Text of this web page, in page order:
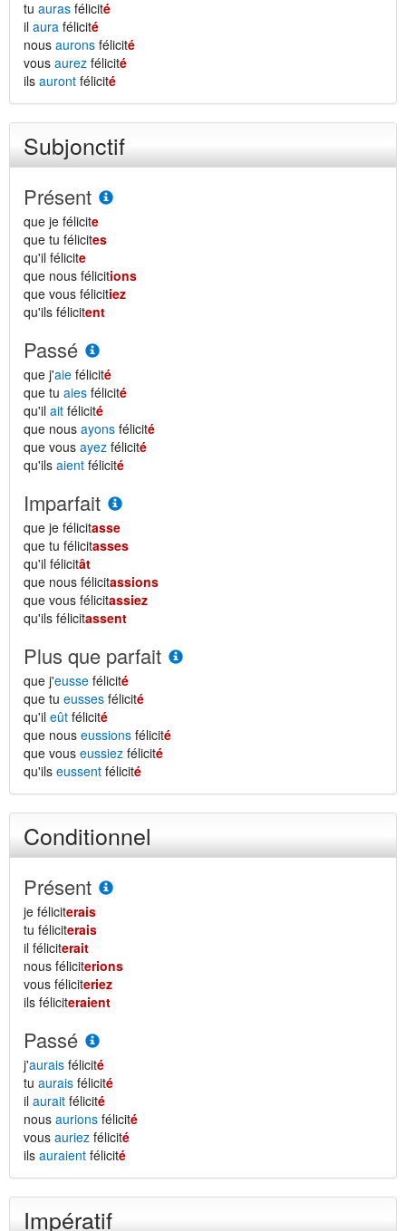
tu auras félicité
il aura félicité
nous aurons félicité
vous aurez félicité
ils auront félicité
Subjonctif
Présent
que je félicite
que tu félicites
qu'il félicite
que nous félicitions
que vous félicitiez
qu'ils félicitent
Passé
que j'aie félicité
que tu aies félicité
qu'il ait félicité
que nous ayons félicité
que vous ayez félicité
qu'ils aient félicité
Imparfait
que je félicitasse
que tu félicitasses
qu'il félicitât
que nous félicitassions
que vous félicitassiez
qu'ils félicitassent
Plus que parfait
que j'eusse félicité
que tu eusses félicité
qu'il eût félicité
que nous eussions félicité
que vous eussiez félicité
qu'ils eussent félicité
Conditionnel
Présent
je féliciterais
tu féliciterais
il féliciterait
nous féliciterions
vous féliciteriez
ils féliciteraient
Passé
j'aurais félicité
tu aurais félicité
il aurait félicité
nous aurions félicité
vous auriez félicité
ils auraient félicité
Impératif